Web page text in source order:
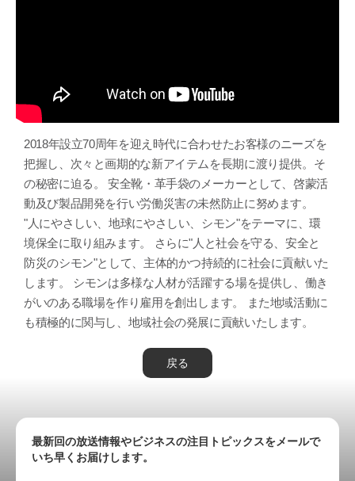
2018年設立70周年を迎え時代に合わせたお客様のニーズを
把握し、次々と画期的な新アイテムを長期に渡り提供。そ
の秘密に迫る。 安全靴・革手袋のメーカーとして、啓蒙活
動及び製品開発を行い労働災害の未然防止に努めます。
"人にやさしい、地球にやさしい、シモン"をテーマに、環
境保全に取り組みます。 さらに"人と社会を守る、安全と
防災のシモン"として、主体的かつ持続的に社会に貢献いた
します。 シモンは多様な人材が活躍する場を提供し、働き
がいのある職場を作り雇用を創出します。 また地域活動に
も積極的に関与し、地域社会の発展に貢献いたします。
戻る
最新回の放送情報やビジネスの注目トピックスをメールで
いち早くお届けします。